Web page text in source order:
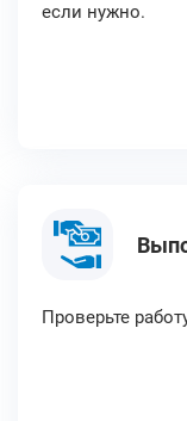
если нужно.
Проверьте